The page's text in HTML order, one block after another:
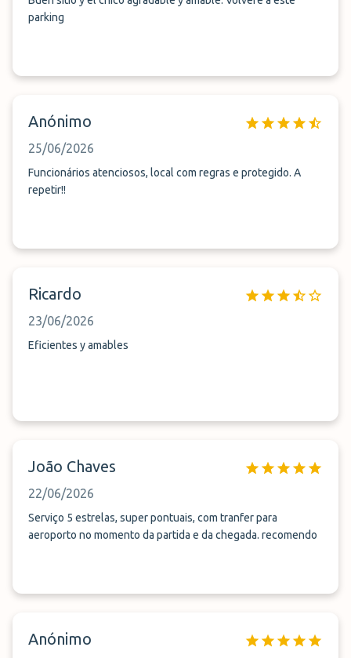
parking
Anónimo
25/06/2026
Funcionários atenciosos, local com regras e protegido. A
repetir!!
Ricardo
23/06/2026
Eficientes y amables
João Chaves
22/06/2026
Serviço 5 estrelas, super pontuais, com tranfer para
aeroporto no momento da partida e da chegada. recomendo
Anónimo